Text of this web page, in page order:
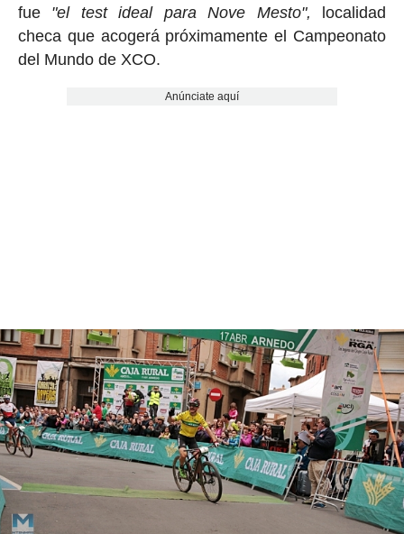
fue "el test ideal para Nove Mesto",
localidad
checa que acogerá próximamente el Campeonato
del Mundo de XCO.
Anúnciate aquí